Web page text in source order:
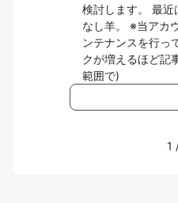
検討します。 最近
なし羊。 ※当アカ
ンテナンスを行っ
クが増えるほど記
範囲で)
1